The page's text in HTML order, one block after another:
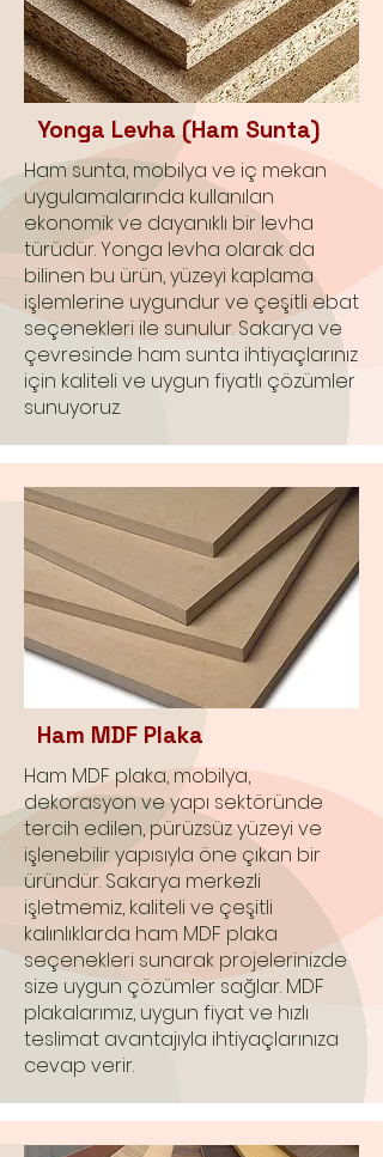
Yonga Levha (Ham Sunta)
Ham sunta, mobilya ve iç mekan
uygulamalarında kullanılan
ekonomik ve dayanıklı bir levha
türüdür. Yonga levha olarak da
bilinen bu ürün, yüzeyi kaplama
işlemlerine uygundur ve çeşitli ebat
seçenekleri ile sunulur. Sakarya ve
çevresinde ham sunta ihtiyaçlarınız
için kaliteli ve uygun fiyatlı çözümler
sunuyoruz.
Ham MDF Plaka
Ham MDF plaka, mobilya,
dekorasyon ve yapı sektöründe
tercih edilen, pürüzsüz yüzeyi ve
işlenebilir yapısıyla öne çıkan bir
üründür. Sakarya merkezli
işletmemiz, kaliteli ve çeşitli
kalınlıklarda ham MDF plaka
seçenekleri sunarak projelerinizde
size uygun çözümler sağlar. MDF
plakalarımız, uygun fiyat ve hızlı
teslimat avantajıyla ihtiyaçlarınıza
cevap verir.